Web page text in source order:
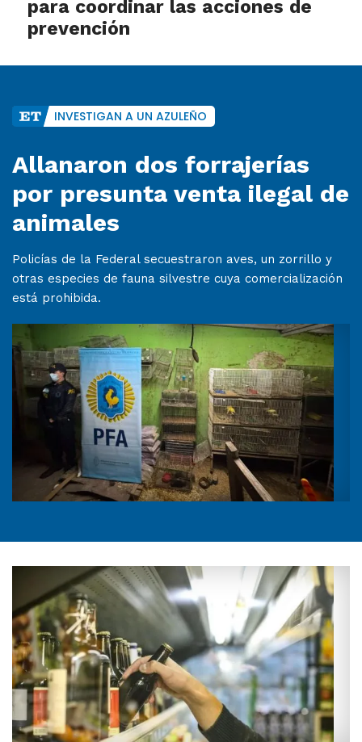
para coordinar las acciones de
prevención
INVESTIGAN A UN AZULEÑO
Allanaron dos forrajerías
por presunta venta ilegal de
animales
Policías de la Federal secuestraron aves, un zorrillo y
otras especies de fauna silvestre cuya comercialización
está prohibida.